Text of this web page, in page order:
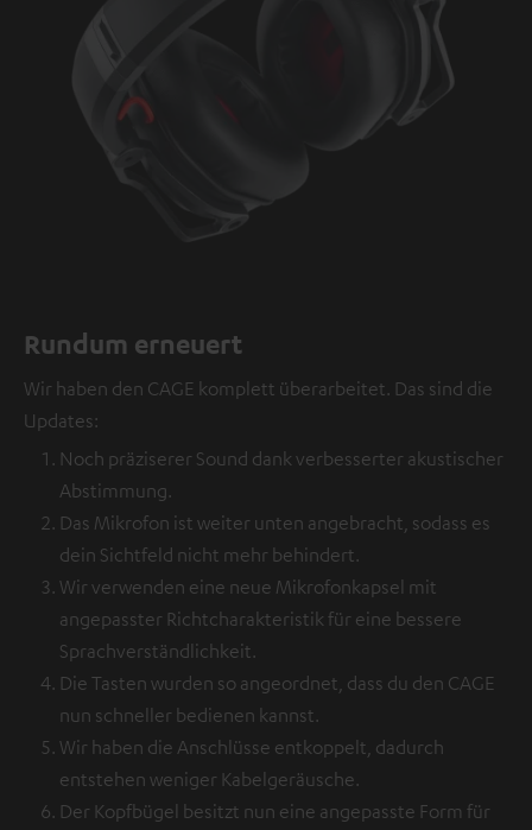
Rundum erneuert
Wir haben den CAGE komplett überarbeitet. Das sind die
Updates:
Noch präziserer Sound dank verbesserter akustischer
Abstimmung.
Das Mikrofon ist weiter unten angebracht, sodass es
dein Sichtfeld nicht mehr behindert.
Wir verwenden eine neue Mikrofonkapsel mit
angepasster Richtcharakteristik für eine bessere
Sprachverständlichkeit.
Die Tasten wurden so angeordnet, dass du den CAGE
nun schneller bedienen kannst.
Wir haben die Anschlüsse entkoppelt, dadurch
entstehen weniger Kabelgeräusche.
Der Kopfbügel besitzt nun eine angepasste Form für